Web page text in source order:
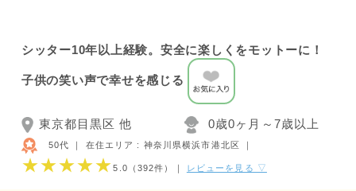
シッター10年以上経験。安全に楽しくをモットーに！
子供の笑い声で幸せを感じる
東京都目黒区 他 0歳0ヶ月～7歳以上
50代 ｜ 在住エリア : 神奈川県横浜市港北区
★★★★★5.0 （392件） レビューを見る ▽